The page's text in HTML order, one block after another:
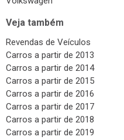
Revendas de Veículos
Carros a partir de 2013
Carros a partir de 2014
Carros a partir de 2015
Carros a partir de 2016
Carros a partir de 2017
Carros a partir de 2018
Carros a partir de 2019
Carros a partir de 2020